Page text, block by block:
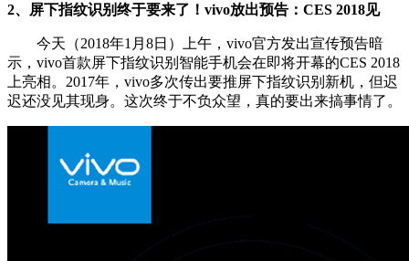
2、屏下指纹识别终于要来了！vivo放出预告：CES 2018见
今天（2018年1月8日）上午，vivo官方发出宣传预告暗
示，vivo首款屏下指纹识别智能手机会在即将开幕的CES 2018
上亮相。2017年，vivo多次传出要推屏下指纹识别新机，但迟
迟还没见其现身。这次终于不负众望，真的要出来搞事情了。